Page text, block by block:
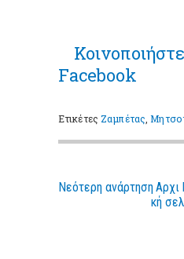
Κοινοποιήστε
Facebook
Ετικέτες Ζαμπέτας ,
Νεότερη ανάρτησηΑρχι
κή